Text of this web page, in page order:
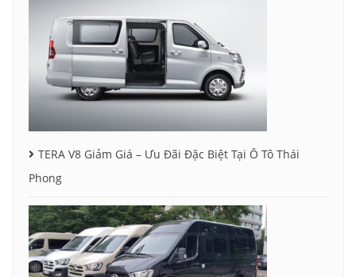
TERA V8 Giảm Giá – Ưu Đãi Đặc Biệt Tại Ô Tô Thái
Phong